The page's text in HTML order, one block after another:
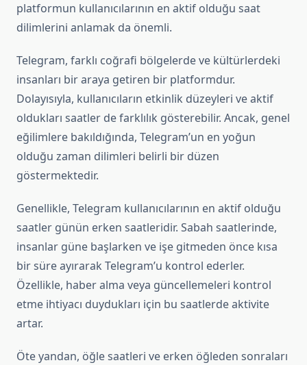
platformun kullanıcılarının en aktif olduğu saat
dilimlerini anlamak da önemli.
Telegram, farklı coğrafi bölgelerde ve kültürlerdeki
insanları bir araya getiren bir platformdur.
Dolayısıyla, kullanıcıların etkinlik düzeyleri ve aktif
oldukları saatler de farklılık gösterebilir. Ancak, genel
eğilimlere bakıldığında, Telegram’un en yoğun
olduğu zaman dilimleri belirli bir düzen
göstermektedir.
Genellikle, Telegram kullanıcılarının en aktif olduğu
saatler günün erken saatleridir. Sabah saatlerinde,
insanlar güne başlarken ve işe gitmeden önce kısa
bir süre ayırarak Telegram’u kontrol ederler.
Özellikle, haber alma veya güncellemeleri kontrol
etme ihtiyacı duydukları için bu saatlerde aktivite
artar.
Öte yandan, öğle saatleri ve erken öğleden sonraları